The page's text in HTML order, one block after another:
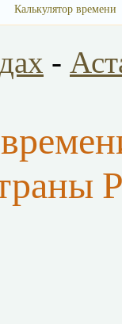
Калькулятор времени
-